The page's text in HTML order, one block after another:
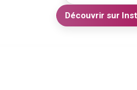
Découvrir sur